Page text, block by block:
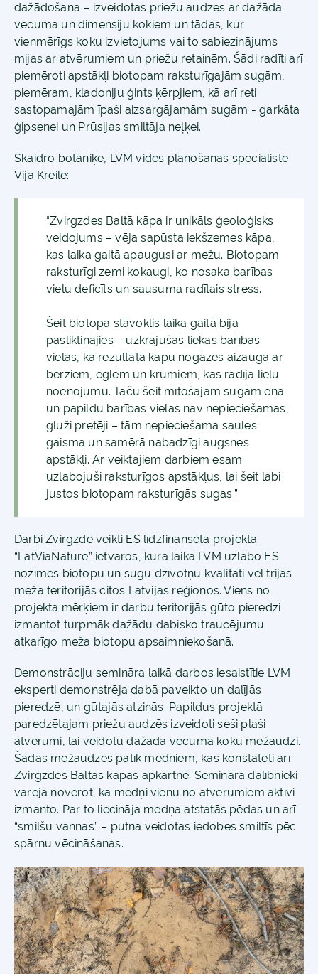
dažādošana – izveidotas priežu audzes ar dažāda
vecuma un dimensiju kokiem un tādas, kur
vienmērīgs koku izvietojums vai to sabiezinājums
mijas ar atvērumiem un priežu retainēm. Šādi radīti arī
piemēroti apstākļi biotopam raksturīgajām sugām,
piemēram, kladoniju ģints ķērpjiem, kā arī reti
sastopamajām īpaši aizsargājamām sugām - garkāta
ģipsenei un Prūsijas smiltāja neļķei.
Skaidro botāniķe, LVM vides plānošanas speciāliste
Vija Kreile:
“Zvirgzdes Baltā kāpa ir unikāls ģeoloģisks
veidojums – vēja sapūsta iekšzemes kāpa,
kas laika gaitā apaugusi ar mežu. Biotopam
raksturīgi zemi kokaugi, ko nosaka barības
vielu deficīts un sausuma radītais stress.
Šeit biotopa stāvoklis laika gaitā bija
pasliktinājies – uzkrājušās liekas barības
vielas, kā rezultātā kāpu nogāzes aizauga ar
bērziem, eglēm un krūmiem, kas radīja lielu
noēnojumu. Taču šeit mītošajām sugām ēna
un papildu barības vielas nav nepieciešamas,
gluži pretēji – tām nepieciešama saules
gaisma un samērā nabadzīgi augsnes
apstākļi. Ar veiktajiem darbiem esam
uzlabojuši raksturīgos apstākļus, lai šeit labi
justos biotopam raksturīgās sugas.”
Darbi Zvirgzdē veikti ES līdzfinansētā projekta
“LatViaNature” ietvaros, kura laikā LVM uzlabo ES
nozīmes biotopu un sugu dzīvotņu kvalitāti vēl trijās
meža teritorijās citos Latvijas reģionos. Viens no
projekta mērķiem ir darbu teritorijās gūto pieredzi
izmantot turpmāk dažādu dabisko traucējumu
atkarīgo meža biotopu apsaimniekošanā.
Demonstrāciju semināra laikā darbos iesaistītie LVM
eksperti demonstrēja dabā paveikto un dalījās
pieredzē, un gūtajās atziņās. Papildus projektā
paredzētajam priežu audzēs izveidoti seši plaši
atvērumi, lai veidotu dažāda vecuma koku mežaudzi.
Šādas mežaudzes patīk medņiem, kas konstatēti arī
Zvirgzdes Baltās kāpas apkārtnē. Seminārā dalībnieki
varēja novērot, ka medņi vienu no atvērumiem aktīvi
izmanto. Par to liecināja medņa atstatās pēdas un arī
“smilšu vannas” – putna veidotas iedobes smiltīs pēc
spārnu vēcināšanas.